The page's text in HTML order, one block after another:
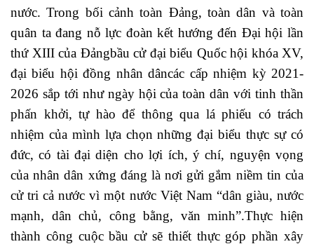
nước. Trong bối cảnh toàn Đảng, toàn dân và toàn
quân ta đang nỗ lực đoàn kết hướng đến Đại hội lần
thứ XIII của Đảngbầu cử đại biểu Quốc hội khóa XV,
đại biểu hội đồng nhân dâncác cấp nhiệm kỳ 2021-
2026 sắp tới như ngày hội của toàn dân với tinh thần
phấn khởi, tự hào để thông qua lá phiếu có trách
nhiệm của mình lựa chọn những đại biểu thực sự có
đức, có tài đại diện cho lợi ích, ý chí, nguyện vọng
của nhân dân xứng đáng là nơi gửi gắm niềm tin của
cử tri cả nước vì một nước Việt Nam “dân giàu, nước
mạnh, dân chủ, công bằng, văn minh”.Thực hiện
thành công cuộc bầu cử sẽ thiết thực góp phần xây